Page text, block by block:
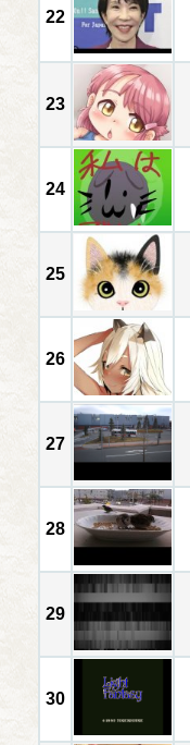
22
23
24
25
26
27
28
29
30